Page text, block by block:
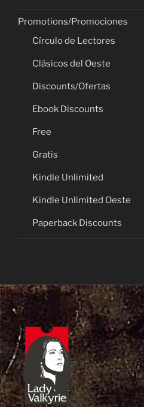
Promotions/Promociones
Círculo de Lectores
Clásicos del Oeste
Discounts/Ofertas
Ebook Discounts
Free
Gratis
Kindle Unlimited
Kindle Unlimited Oeste
Paperback Discounts